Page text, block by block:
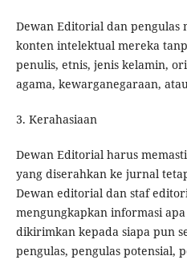
Dewan Editorial dan pengulas
konten intelektual mereka
penulis, etnis, jenis kelamin,
agama, kewarganegaraan,
3. Kerahasiaan
Dewan Editorial harus
yang diserahkan ke jurnal
Dewan editorial dan staf
mengungkapkan informasi
dikirimkan kepada siapa pun
pengulas, pengulas potensial,